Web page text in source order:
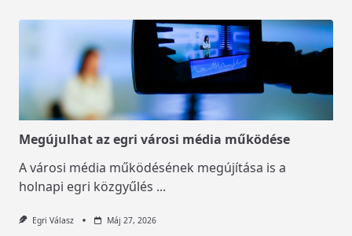
Megújulhat az egri városi média működése
A városi média működésének megújítása is a
holnapi egri közgyűlés ...
Egri Válasz Máj 27, 2026